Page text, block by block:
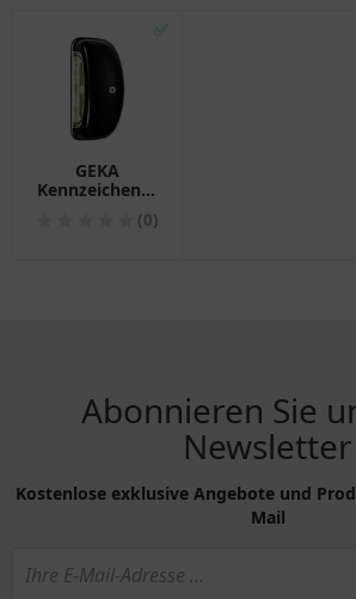
✅
GEKA
Kennzeichenleuchte
für Anhänger(0)
Abonnieren Sie
Newsletter
Kostenlose exklusive Angebote und
Mail